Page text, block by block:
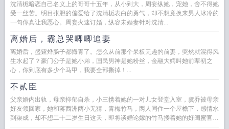
沈清栀暗恋自己名义上的哥哥十五年，从小到大，周妄纵她，宠她，舍不得她
受一丝苦。明目张胆的偏爱给了沈清栀表白的勇气，却不想竟换来男人冰冷的
一句你真让我恶心。周妄火速订婚，纵容未婚妻针对沈清...
离婚后，霸总哭唧唧追妻
离婚后，盛霆烨肠子都悔青了。怎么从前那个呆板无趣的前妻，突然就混得风
生水起了？豪门公子是她小弟，国民男神是她粉丝，金融大鳄叫她前辈初之
心，你到底有多少个马甲，我要全部撕掉！...
不贰臣
父亲婚内出轨，母亲抑郁自杀，小三携着她的一对儿女登堂入室，虞乔被母亲
好友领回家，她和蒋西洲两小无猜，青梅竹马，两人同住一个屋檐下，感情水
到渠成，却不想二十二岁生日这天，即将谈婚论嫁的竹马搂着她的好闺蜜官宣